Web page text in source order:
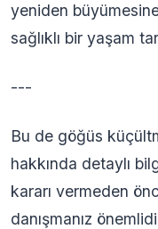
yeniden
sağlıklı bir yaşam
---
Bu de göğüs
hakkında detaylı
kararı vermeden
danışmanız